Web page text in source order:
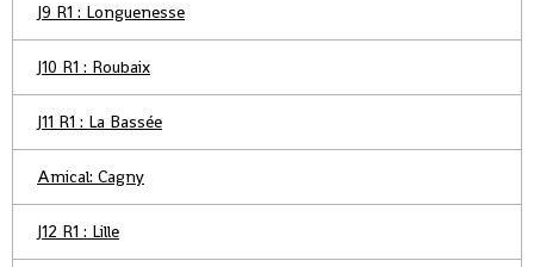
J9 R1 : Longuenesse
J10 R1 : Roubaix
J11 R1 : La Bassée
Amical: Cagny
J12 R1 : Lille